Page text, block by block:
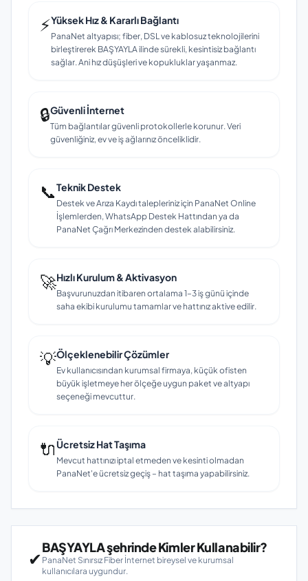
⚡Yüksek Hız & Kararlı Bağlantı
PanaNet altyapısı; fiber, DSL ve kablosuz teknolojilerini
birleştirerek BAŞYAYLA ilinde sürekli, kesintisiz bağlantı
sağlar. Ani hız düşüşleri ve kopukluklar yaşanmaz.
🔒Güvenli İnternet
Tüm bağlantılar güvenli protokollerle korunur. Veri
güvenliğiniz, ev ve iş ağlarınız önceliklidir.
📞Teknik Destek
Destek ve Arıza Kaydı talepleriniz için PanaNet Online
İşlemlerden, WhatsApp Destek Hattından ya da
PanaNet Çağrı Merkezinden destek alabilirsiniz.
🚀Hızlı Kurulum & Aktivasyon
Başvurunuzdan itibaren ortalama 1–3 iş günü içinde
saha ekibi kurulumu tamamlar ve hattınız aktive edilir.
💡Ölçeklenebilir Çözümler
Ev kullanıcısından kurumsal firmaya, küçük ofisten
büyük işletmeye her ölçeğe uygun paket ve altyapı
seçeneği mevcuttur.
🔌Ücretsiz Hat Taşıma
Mevcut hattınızı iptal etmeden ve kesinti olmadan
PanaNet'e ücretsiz geçiş – hat taşıma yapabilirsiniz.
✔
BAŞYAYLA şehrinde Kimler Kullanabilir?
PanaNet Sınırsız Fiber İnternet bireysel ve kurumsal
kullanıcılara uygundur.